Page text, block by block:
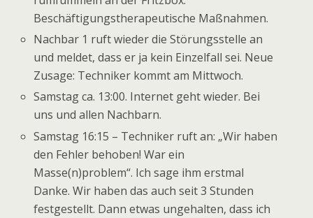
Beschäftigungstherapeutische Maßnahmen.
Nachbar 1 ruft wieder die Störungsstelle an
und meldet, dass er ja kein Einzelfall sei. Neue
Zusage: Techniker kommt am Mittwoch.
Samstag ca. 13:00. Internet geht wieder. Bei
uns und allen Nachbarn.
Samstag 16:15 – Techniker ruft an: „Wir haben
den Fehler behoben! War ein
Masse(n)problem“. Ich sage ihm erstmal
Danke. Wir haben das auch seit 3 Stunden
festgestellt. Dann etwas ungehalten, dass ich